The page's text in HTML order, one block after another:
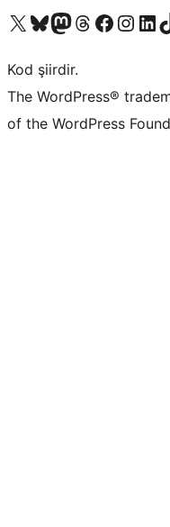
X (eski Twitter) hesabımıza bakın
Bluesky hesabımızı ziyaret edinMastodon hesabımızı ziyaret edinThreads hesabımızı ziyaret edinFacebook sayfamızı ziyaret edinInstagram hesabımızı ziyaret edin
LinkedIn hesabımızı
Kod şiirdir.
The WordPress®
of the WordPress